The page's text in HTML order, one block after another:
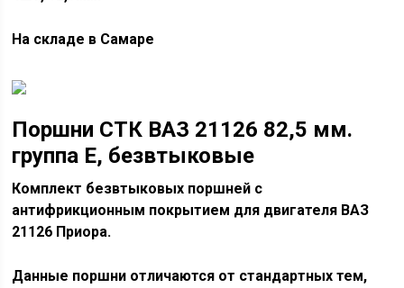
На складе в Самаре
Поршни СТК ВАЗ 21126 82,5 мм.
группа Е, безвтыковые
Комплект безвтыковых поршней с
антифрикционным покрытием для двигателя ВАЗ
21126 Приора.
Данные поршни отличаются от стандартных тем,